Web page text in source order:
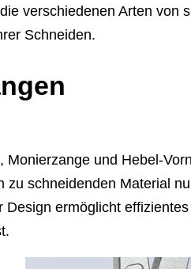
verschiedenen Arten von
Schneiden.
und Hebel-
schneidenden Material
ermöglicht